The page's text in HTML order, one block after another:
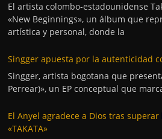
El artista colombo-estadounidense
«New Beginnings», un álbum que
artística y personal, donde la
Singger apuesta por la autenticidad
Singger, artista bogotana que
Perrear)», un EP conceptual que
El Anyel agradece a Dios tras
«TAKATA»